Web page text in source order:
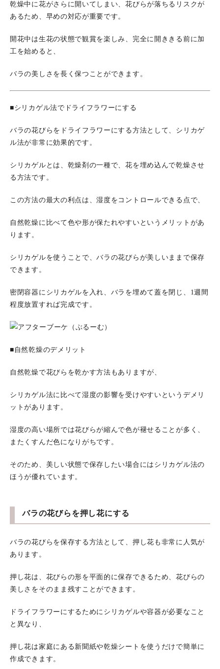
乾燥中に花がさらに開いてしまい、花びらが落ちるリスクが
あるため、早めの対応が重要です。
開花中は生花の状態で観賞を楽しみ、完全に開ききる前に加
工を始めると、
バラの美しさを長く保つことができます。
■シリカゲル法でドライフラワーにする
バラの花びらをドライフラワーにする方法として、シリカゲ
ル法が非常に効果的です。
シリカゲルとは、乾燥剤の一種で、花を埋め込んで乾燥させ
る方法です。
この方法の最大の利点は、湿度をコントロールできる点で、
自然乾燥に比べて色や形が保たれやすいというメリットがあ
ります。
シリカゲルを使うことで、バラの花びらが美しいままで保存
できます。
密閉容器にシリカゲルを入れ、バラを埋めて蓋を閉じ、1週間
程度放置すれば完成です。
■自然乾燥のデメリット
自然乾燥で花びらを乾かす方法もありますが、
シリカゲル法に比べて湿度の影響を受けやすいというデメリ
ットがあります。
湿度の高い場所では花びらが縮んで色が褪せることが多く、
またくすんだ色になりがちです。
そのため、美しい状態で保存したい場合にはシリカゲル法の
ほうが優れています。
バラの花びらを押し花にする
バラの花びらを保存する方法として、押し花も非常に人気が
あります。
押し花は、花びらの形を平面的に保存できるため、花びらの
美しさをそのまま残すことができます。
ドライフラワーにするためにシリカゲルや容器が必要なこと
と異なり、
押し花は家庭にある新聞紙や乾燥シートを使うだけで簡単に
作成できます。